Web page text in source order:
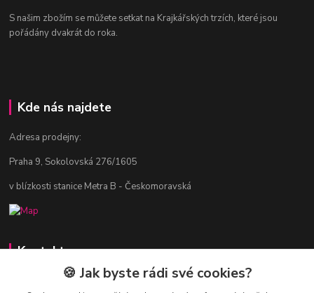
S našim zbožím se můžete setkat na Krajkářských trzích, které jsou
pořádány dvakrát do roka.
Kde nás najdete
Adresa prodejny:
Praha 9, Sokolovská 276/1605
v blízkosti stanice Metra B - Českomoravská
Kontakty
Jitka Vlasáková
🍪 Jak byste rádi své cookies?